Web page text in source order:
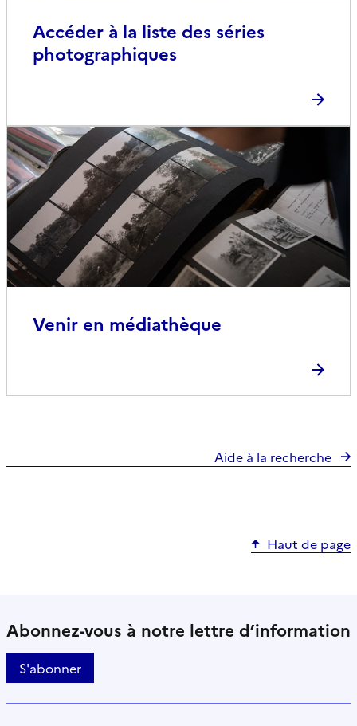
Accéder à la liste des séries
photographiques
Venir en médiathèque
Aide à la recherche
Haut de page
Abonnez-vous à notre lettre d’information
S'abonner